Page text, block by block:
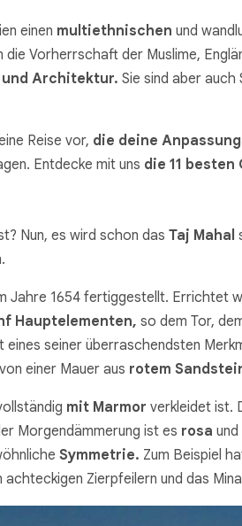
einen multiethnischen und
Vorherrschaft der Muslime,
Architektur. Sie sind aber auch
Reise vor, die deine
Entdecke mit uns die 11
Nun, es wird schon das Taj Mahal
Jahre 1654 fertiggestellt. Errichtet
Hauptelementen, so dem Tor,
eines seiner überraschendsten
einer Mauer aus rotem
mit Marmor verkleidet ist.
Morgendämmerung ist es rosa
Symmetrie. Zum Beispiel
Zierpfeilern und das